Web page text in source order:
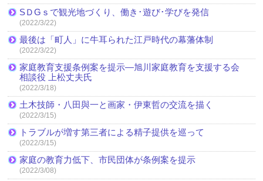
SＤGｓで観光地づくり、働き･遊び･学びを発信
(2022/3/22)
最後は「町人」に牛耳られた江戸時代の幕藩体制
(2022/3/22)
家庭教育支援条例案を提示―旭川家庭教育を支援する会
相談役 上松丈夫氏
(2022/3/18)
土木技師・八田與一と画家・伊東哲の交流を描く
(2022/3/15)
トラブルが増す第三者による精子提供を巡って
(2022/3/15)
家庭の教育力低下、市民団体が条例案を提示
(2022/3/08)